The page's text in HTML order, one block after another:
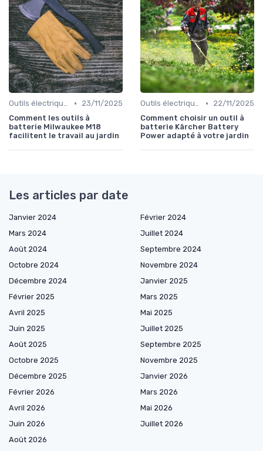
Outils électriques •
23/11/2025
Comment les outils à
batterie Milwaukee M18
facilitent le travail au jardin
Outils électriques •
22/11/2025
Comment choisir un outil à
batterie Kärcher Battery
Power adapté à votre jardin
Les articles par date
Janvier 2024
Février 2024
Mars 2024
Juillet 2024
Août 2024
Septembre 2024
Octobre 2024
Novembre 2024
Décembre 2024
Janvier 2025
Février 2025
Mars 2025
Avril 2025
Mai 2025
Juin 2025
Juillet 2025
Août 2025
Septembre 2025
Octobre 2025
Novembre 2025
Décembre 2025
Janvier 2026
Février 2026
Mars 2026
Avril 2026
Mai 2026
Juin 2026
Juillet 2026
Août 2026